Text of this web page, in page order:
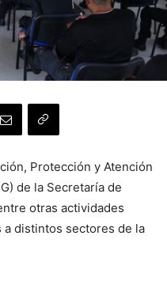
Protección y Atención
de la Secretaría de
otras actividades
a distintos sectores de la